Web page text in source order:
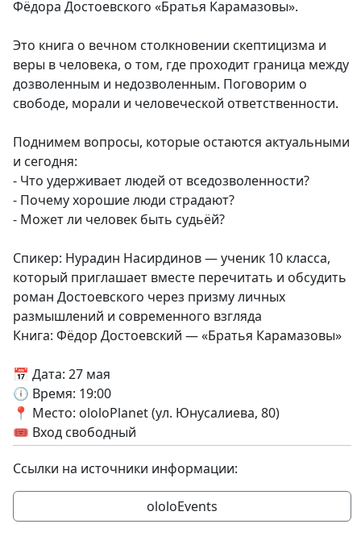
Фёдора Достоевского «Братья Карамазовы».
Это книга о вечном столкновении скептицизма и
веры в человека, о том, где проходит граница между
дозволенным и недозволенным. Поговорим о
свободе, морали и человеческой ответственности.
Поднимем вопросы, которые остаются актуальными
и сегодня:
- Что удерживает людей от вседозволенности?
- Почему хорошие люди страдают?
- Может ли человек быть судьёй?
Спикер: Нурадин Насирдинов — ученик 10 класса,
который приглашает вместе перечитать и обсудить
роман Достоевского через призму личных
размышлений и современного взгляда
Книга: Фёдор Достоевский — «Братья Карамазовы»
📅 Дата: 27 мая
🕕 Время: 19:00
📍 Место: ololoPlanet (ул. Юнусалиева, 80)
🎟 Вход свободный
Ссылки на источники информации:
ololoEvents